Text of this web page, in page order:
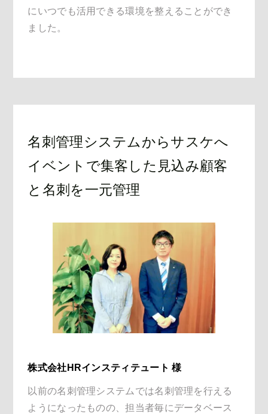
にいつでも活用できる環境を整えることができ
ました。
名刺管理システムからサスケへ
イベントで集客した見込み顧客
と名刺を一元管理
株式会社HRインスティテュート 様
以前の名刺管理システムでは名刺管理を行える
ようになったものの、担当者毎にデータベース